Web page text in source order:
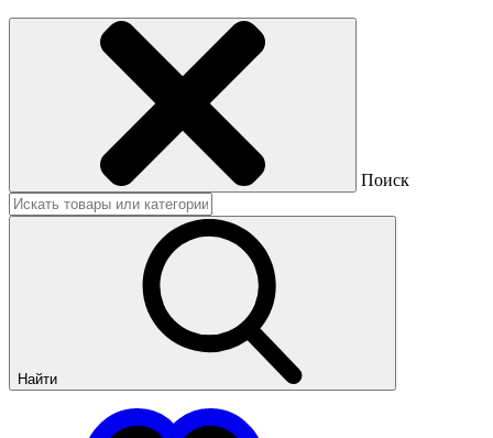
Поиск
Найти